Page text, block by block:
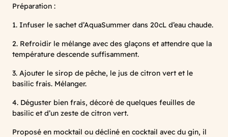
Préparation :
1. Infuser le sachet d’AquaSummer dans 20cL d’eau chaude.
2. Refroidir le mélange avec des glaçons et attendre que la
température descende suffisamment.
3. Ajouter le sirop de pêche, le jus de citron vert et le
basilic frais. Mélanger.
4. Déguster bien frais, décoré de quelques feuilles de
basilic et d’un zeste de citron vert.
Proposé en mocktail ou décliné en cocktail avec du gin, il